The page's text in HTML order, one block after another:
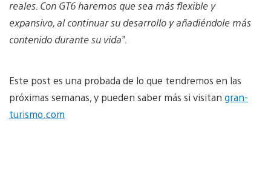
reales. Con GT6 haremos que sea más flexible y
expansivo, al continuar su desarrollo y añadiéndole más
contenido durante su vida”.
Este post es una probada de lo que tendremos en las
próximas semanas, y pueden saber más si visitan gran-
turismo.com